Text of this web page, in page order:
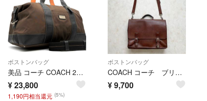
ボストンバッグ
美品 コーチ COACH 2way ジムバッグ ボストンバッグ ダッフル トラベルバッグ ショルダーバッグ ナイロン レザー 牛革 ブラウン ブラック 夏休み お盆 帰省 敬老の日 シルバーウィーク 秋 ギフト
¥23,800
1,190円相当還元 (5%)
ボストンバッグ
COACH コーチ ブリーフケース 2way EOS-5310 ブラウン 本革
¥9,700